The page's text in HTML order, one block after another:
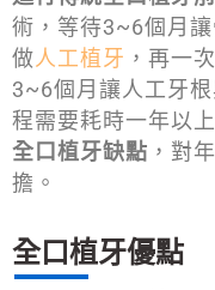
術，等待3~6個月
做人工植牙 ，再一
3~6個月讓人工牙
程需要耗時一年以
全口植牙缺點 ，對
擔。
全口植牙優點